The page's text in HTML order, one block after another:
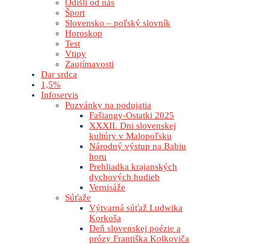
Odišli od nás
Šport
Slovensko – poľský slovník
Horoskop
Test
Vtipy
Zaujímavosti
Dar srdca
1,5%
Infoservis
Pozvánky na podujatia
Fašiangy-Ostatki 2025
XXXII. Dni slovenskej
kultúry v Malopoľsku
Národný výstup na Babiu
horu
Prehliadka krajanských
dychových hudieb
Vernisáže
Súťaže
Výtvarná súťaž Ludwika
Korkoša
Deň slovenskej poézie a
prózy Františka Kolkoviča